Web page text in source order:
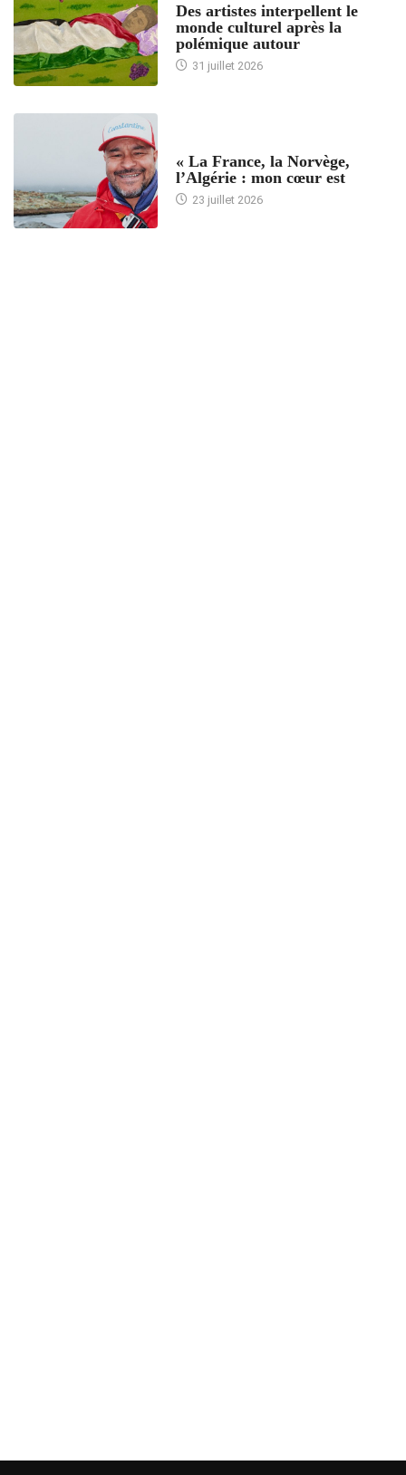
Des artistes interpellent le
monde culturel après la
polémique autour
31 juillet 2026
« La France, la Norvège,
l’Algérie : mon cœur est
23 juillet 2026